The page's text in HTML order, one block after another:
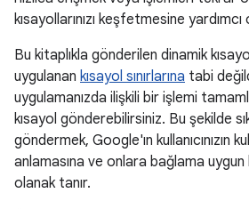
kısayollarınızı keşfetmesine
Bu kitaplıkla gönderilen dinamik
uygulanan kısayol sınırlarına tabi
uygulamanızda ilişkili bir işlemi
kısayol gönderebilirsiniz. Bu şekilde
göndermek, Google'ın kullanıcınızın
anlamasına ve onlara bağlama
olanak tanır.